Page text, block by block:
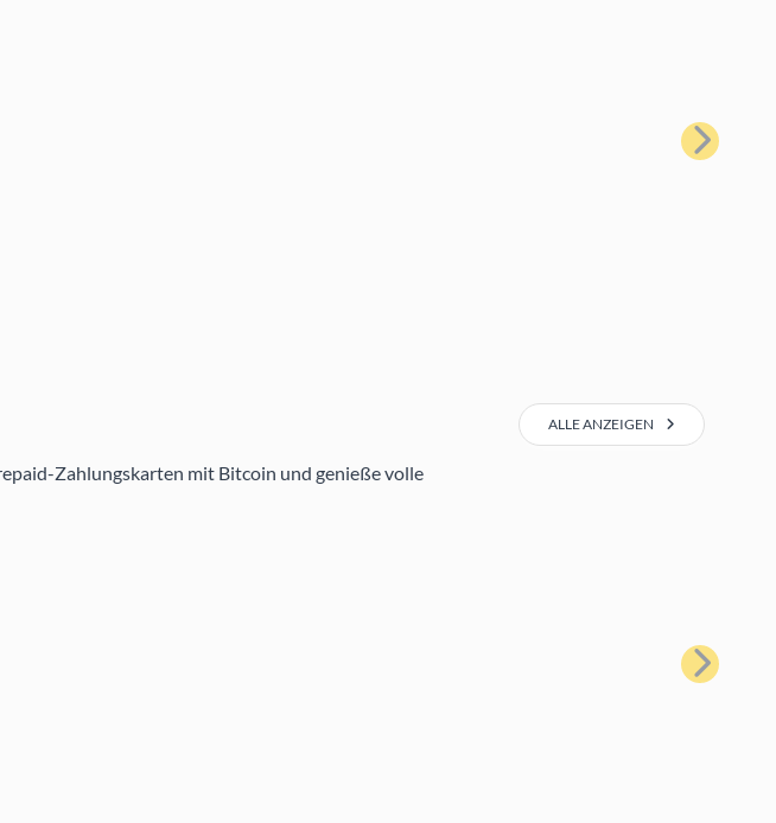
Weiter
Zahlungskarten mit Bitcoin und genieße volle
ALLE ANZEIGEN
Weiter